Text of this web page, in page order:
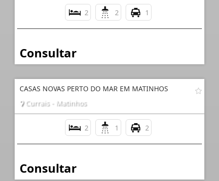
2 2 1
Consultar
CASAS NOVAS PERTO DO MAR EM MATINHOS
Currais - Matinhos
2 1 2
Consultar